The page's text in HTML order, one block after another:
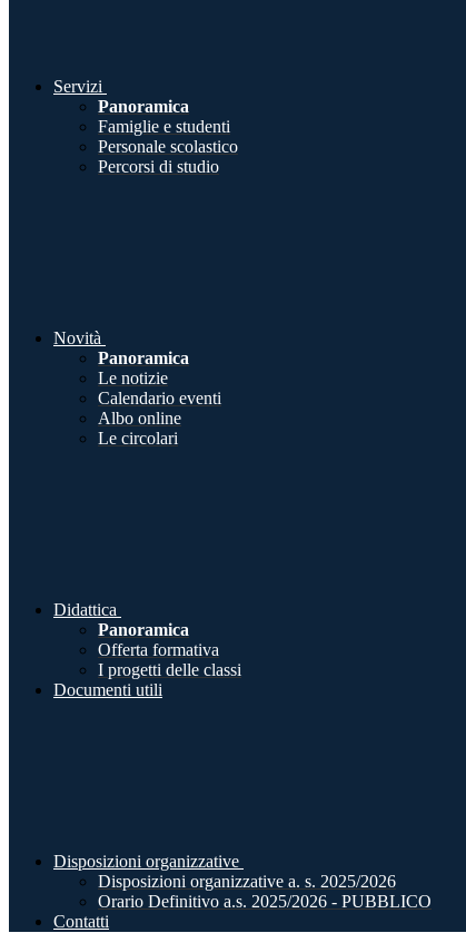
Servizi
Panoramica
Famiglie e studenti
Personale scolastico
Percorsi di studio
Novità
Panoramica
Le notizie
Calendario eventi
Albo online
Le circolari
Didattica
Panoramica
Offerta formativa
I progetti delle classi
Documenti utili
Disposizioni organizzative
Disposizioni organizzative a. s. 2025/2026
Orario Definitivo a.s. 2025/2026 - PUBBLICO
Contatti